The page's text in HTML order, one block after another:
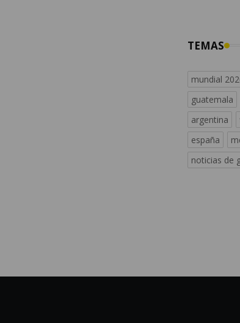
TEMAS
mundial
guatemala
argentina
españa
noticias de